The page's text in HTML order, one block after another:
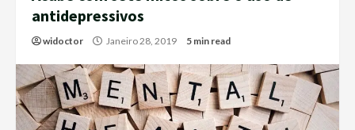
antidepressivos
widoctor Janeiro 28, 2019 5 min read